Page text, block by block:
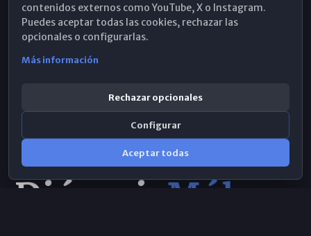
WhatsApp
contenidos externos como YouTube, X o Instagram.
Puedes aceptar todas las cookies, rechazar las
opcionales o configurarlas.
Más información
Rechazar opcionales
Configurar
Aceptar todas